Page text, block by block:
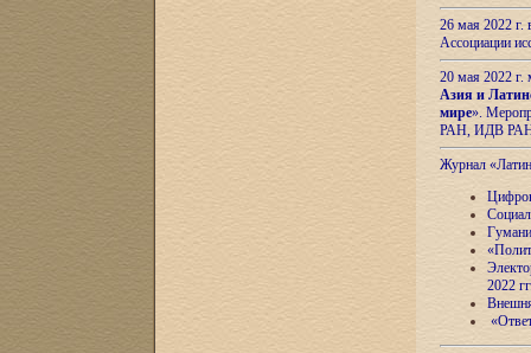
26 мая 2022
Ассоциации
20 мая 2022
Азия и
мире».
РАН, ИДВ
Журнал
2022